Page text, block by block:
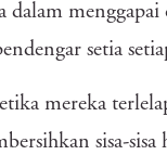
dalam
setia
mereka
sisa-